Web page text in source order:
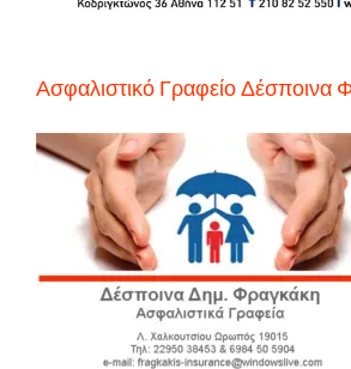
Ασφαλιστικό Γραφείο Δέσποινα